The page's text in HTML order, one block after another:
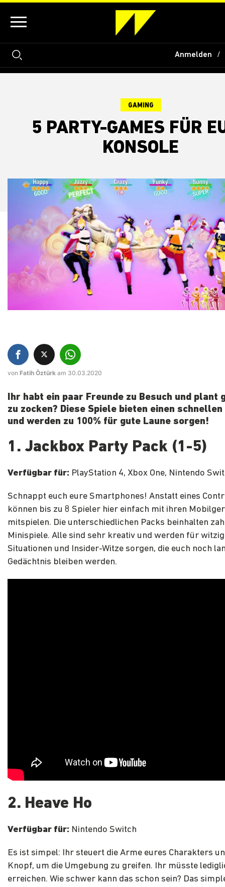
Anmelden
GAMING
5 PARTY-GAMES FÜR
KONSOLE
von Fatih Öztürk am 30.03.2020
Ihr habt ein paar Freunde zu Besuch und plant
zu zocken? Diese Spiele bieten einen
und werden zu 100% für gute Laune sorgen!
1. Jackbox Party Pack (1-5)
Verfügbar für: PlayStation 4, Xbox One, Nintendo
Schnappt euch eure Smartphones! Anstatt eines
können bis zu 8 Spieler hier einfach mit ihren
mitspielen. Die unterschiedlichen Packs beinhalten
Minispiele. Alle sind sehr kreativ und werden für
Situationen und Insider-Witze sorgen, die euch noch
Gedächtnis bleiben werden.
2. Heave Ho
Verfügbar für: Nintendo Switch
Es ist simpel: Ihr steuert die Arme eures Charakters
Knopf, um die Umgebung zu greifen. Ihr müsste
erreichen. Wie schwer kann das schon sein? Das